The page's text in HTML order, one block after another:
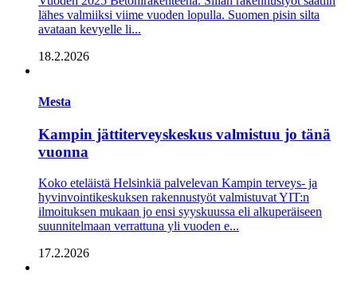
lähes valmiiksi viime vuoden lopulla. Suomen pisin silta
avataan kevyelle li...
18.2.2026
Mesta
Kampin jättiterveyskeskus valmistuu jo tänä
vuonna
Koko eteläistä Helsinkiä palvelevan Kampin terveys- ja
hyvinvointikeskuksen rakennustyöt valmistuvat YIT:n
ilmoituksen mukaan jo ensi syyskuussa eli alkuperäiseen
suunnitelmaan verrattuna yli vuoden e...
17.2.2026